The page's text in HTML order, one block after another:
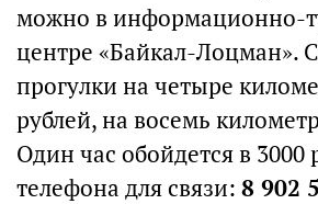
можно в информационно-
центре «Байкал-Лоцман».
прогулки на четыре
рублей, на восемь
Один час обойдется в 3000
телефона для связи: 8 902